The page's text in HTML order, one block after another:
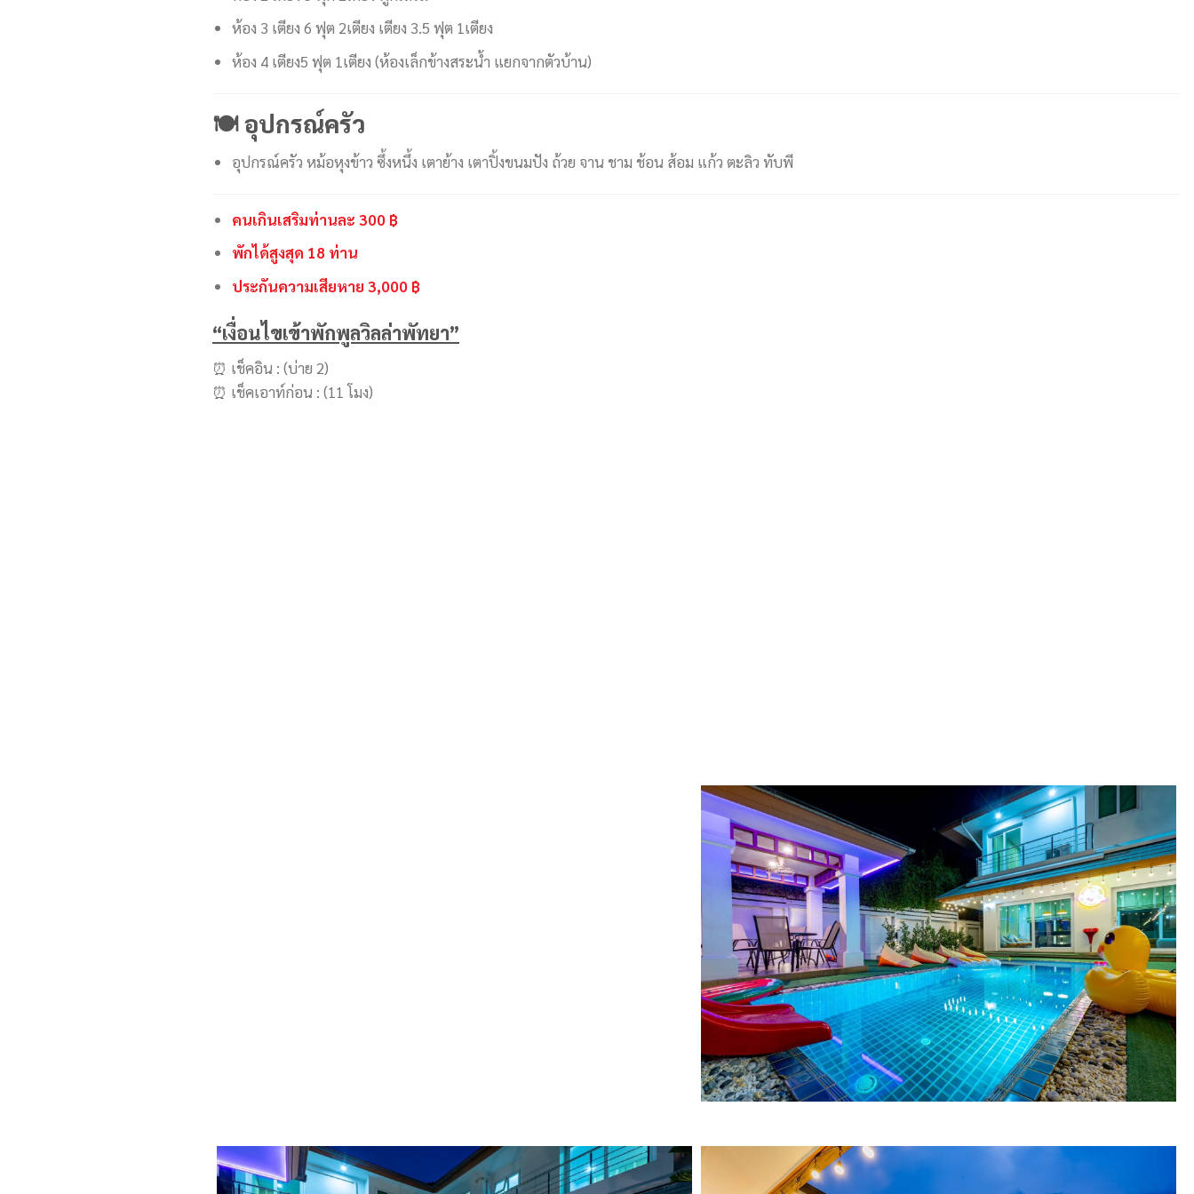
ห้อง 3 เตียง 6 ฟุต 2เตียง เตียง 3.5 ฟุต 1เตียง
ห้อง 4​ เตียง5​ ฟุต​ 1เตียง​ (ห้องเล็กข้างสระน้ำ แยกจากตัวบ้าน)​
🍽 อุปกรณ์ครัว
อุปกรณ์ครัว หม้อหุงข้าว ซึ้งหนึ้ง เตาย้าง เตาปิ้งขนมปัง ถ้วย จาน ชาม ช้อน ส้อม แก้ว ตะลิว ทับพี
คนเกินเสริมท่านละ 300 ฿
พักได้สูงสุด 18 ท่าน
ประกันความเสียหาย 3,000 ฿
“เงื่อนไขเข้าพักพูลวิลล่าพัทยา”
⏰ เช็คอิน : (บ่าย 2)
⏰ เช็คเอาท์ก่อน : (11 โมง)